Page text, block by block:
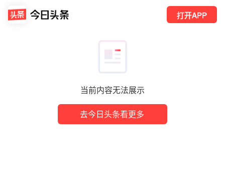
当前内容无法展示
去今日头条看更多
打开APP